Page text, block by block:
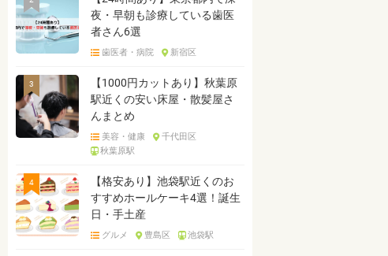
夜・早朝も診療している歯医
者さん6選
歯医者・病院 新宿区
3
【1000円カットあり】秋葉原
駅近くの安い床屋・散髪屋さ
んまとめ
美容・健康
千代田区
秋葉原駅
4
【格安あり】池袋駅近くのお
すすめホールケーキ4選！誕生
日・手土産
グルメ 豊島区 池袋駅